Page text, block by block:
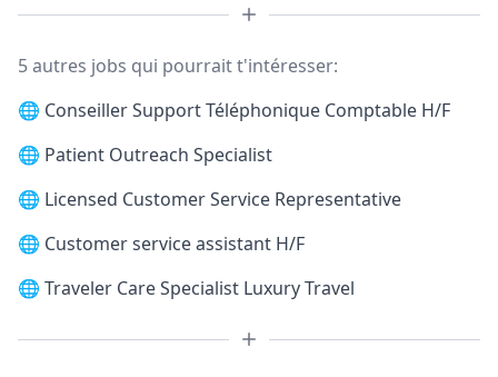
5 autres jobs qui pourrait t'intéresser:
🌐 Conseiller Support Téléphonique Comptable H/F
🌐 Patient Outreach Specialist
🌐 Licensed Customer Service Representative
🌐 Customer service assistant H/F
🌐 Traveler Care Specialist Luxury Travel